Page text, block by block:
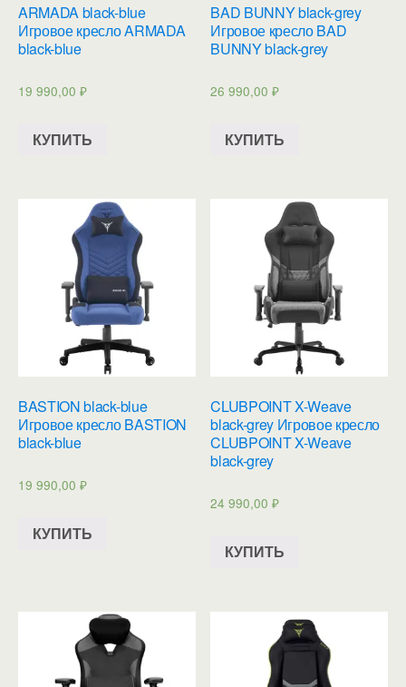
ARMADA black-blue
Игровое кресло ARMADA
black-blue
19 990,00 ₽
КУПИТЬ
BAD BUNNY black-grey
Игровое кресло BAD
BUNNY black-grey
26 990,00₽
КУПИТЬ
BASTION black-blue
Игровое кресло BASTION
black-blue
19 990,00 ₽
КУПИТЬ
CLUBPOINT X-Weave
black-grey Игровое кресло
CLUBPOINT X-Weave
black-grey
24 990,00₽
КУПИТЬ